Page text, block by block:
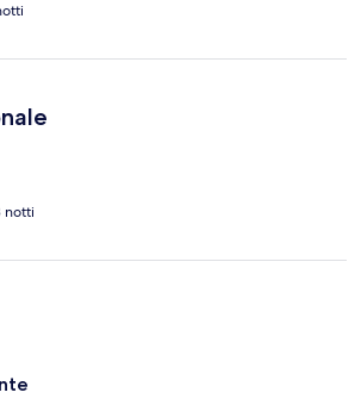
notti